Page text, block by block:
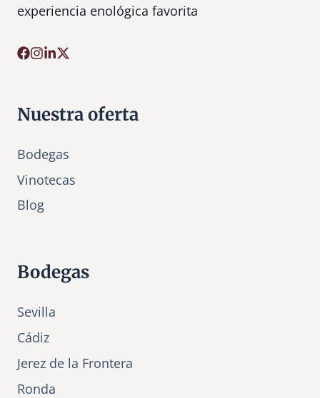
experiencia enológica favorita
Nuestra oferta
Bodegas
Vinotecas
Blog
Bodegas
Sevilla
Cádiz
Jerez de la Frontera
Ronda